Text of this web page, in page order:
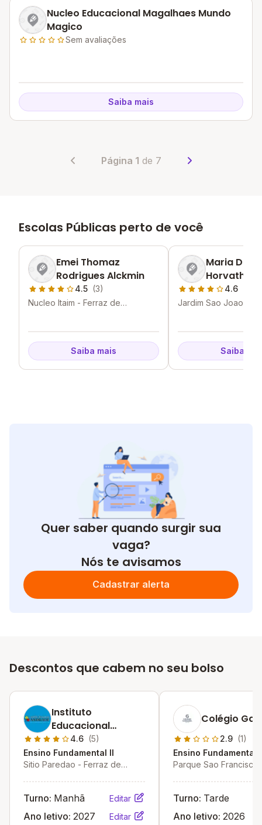
Nucleo Educacional Magalhaes Mundo
Magico
Sem avaliações
Saiba mais
Página 1 de 7
Escolas Públicas perto de você
Emei Thomaz
Rodrigues Alckmin
4.5 (3)
Nucleo Itaim - Ferraz de
Saiba mais
Maria Da
Horvath
4.6
Jardim Sao Joao -
Saiba
Quer saber quando surgir sua
vaga?
Nós te avisamos
Cadastrar alerta
Descontos que cabem no seu bolso
Instituto
Educacional
Andrade
4.6 (5)
Ensino Fundamental II
Sitio Paredao - Ferraz de
Turno: Manhã Editar
Ano letivo: 2027 Editar
Colégio
2.9 (1)
Ensino Fundamental I
Parque Sao Francisco
Turno: Tarde
Ano letivo: 2026